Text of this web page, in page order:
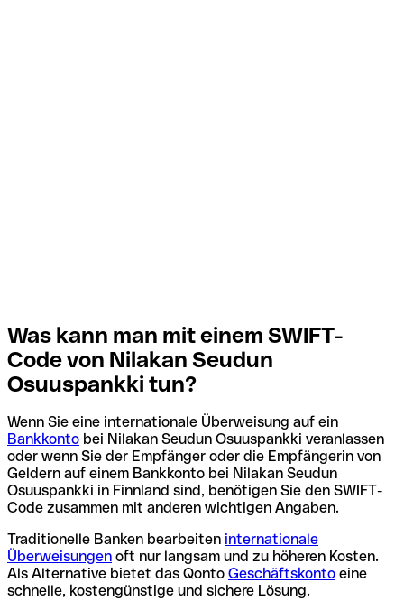
Was kann man mit einem SWIFT-
Code von Nilakan Seudun
Osuuspankki tun?
Wenn Sie eine internationale Überweisung auf ein
Bankkonto bei Nilakan Seudun Osuuspankki veranlassen
oder wenn Sie der Empfänger oder die Empfängerin von
Geldern auf einem Bankkonto bei Nilakan Seudun
Osuuspankki in Finnland sind, benötigen Sie den SWIFT-
Code zusammen mit anderen wichtigen Angaben.
Traditionelle Banken bearbeiten internationale
Überweisungen oft nur langsam und zu höheren Kosten.
Als Alternative bietet das Qonto Geschäftskonto eine
schnelle, kostengünstige und sichere Lösung.